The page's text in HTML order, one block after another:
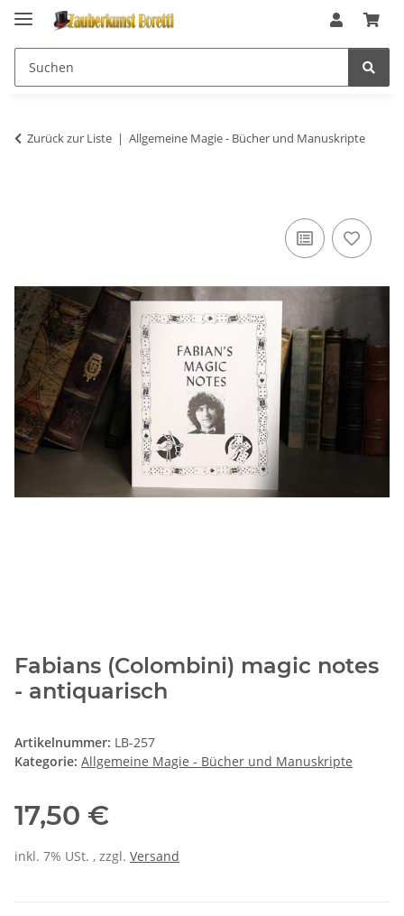
Zurück zur Liste Allgemeine Magie - Bücher und Manuskripte
Fabians (Colombini) magic notes
- antiquarisch
Artikelnummer: LB-257
Kategorie: Allgemeine Magie - Bücher und Manuskripte
17,50 €
inkl. 7% USt. , zzgl. Versand